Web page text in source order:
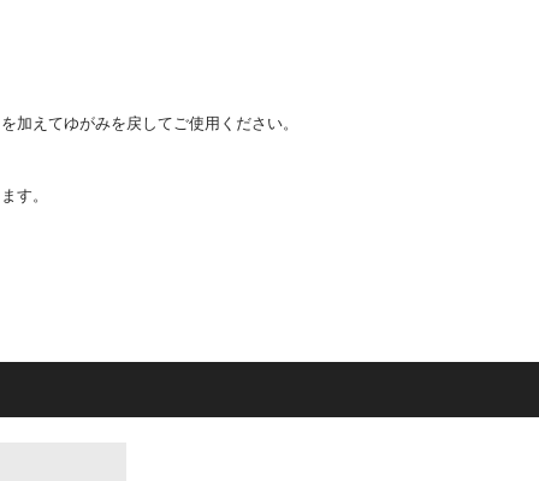
えてゆがみを戻してご使用ください。
す。